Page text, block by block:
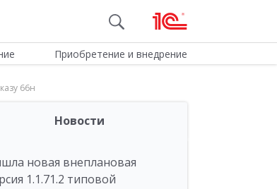
Приобретение и внедрение
66н
Новости
новая внеплановая
1.1.71.2 типовой